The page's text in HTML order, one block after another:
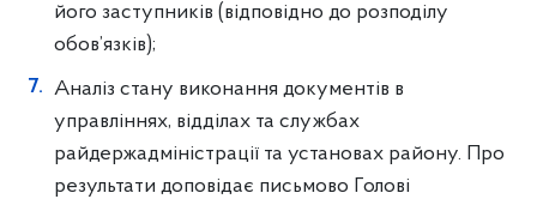
його заступників (відповідно до розподілу
обов’язків);
Аналіз стану виконання документів в
управліннях, відділах та службах
райдержадміністрації та установах району. Про
результати доповідає письмово Голові